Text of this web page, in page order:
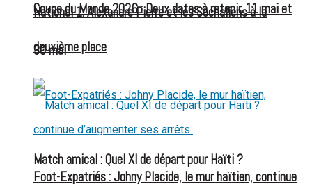
Coupe du Monde 2026 : Deux dates à retenir, 11 mai et
30 mai
Match amical : Quel XI de départ pour Haïti ?
National 1: Alexandre Pierre et les Sochaliens à la
deuxième place
Foot-Expatriés : Johny Placide, le mur haïtien, continue